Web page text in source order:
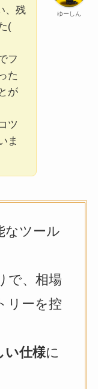
ゆーしん
、残
(
フ
た
が
ツ
ま
なツール
で、相場
リーを控
い仕様に